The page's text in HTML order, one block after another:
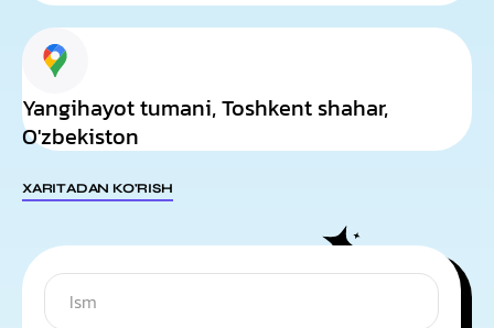
Yangihayot tumani, Toshkent shahar,
O'zbekiston
XARITADAN KO'RISH